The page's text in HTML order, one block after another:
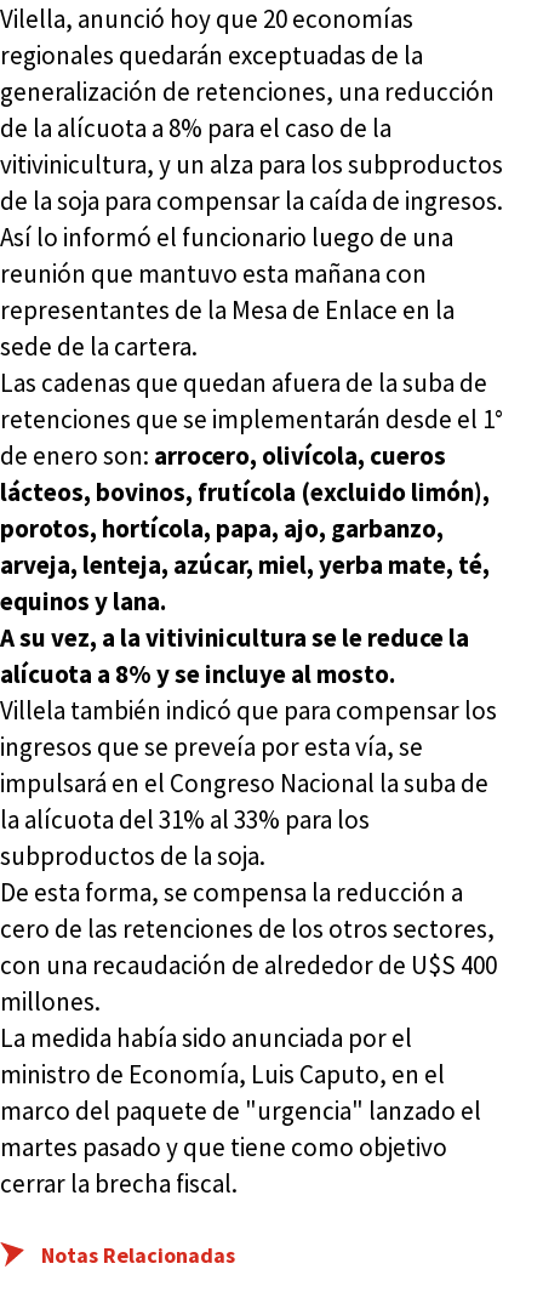
Vilella, anunció hoy que 20 economías
regionales quedarán exceptuadas de la
generalización de retenciones, una reducción
de la alícuota a 8% para el caso de la
vitivinicultura, y un alza para los subproductos
de la soja para compensar la caída de ingresos.
Así lo informó el funcionario luego de una
reunión que mantuvo esta mañana con
representantes de la Mesa de Enlace en la
sede de la cartera.
Las cadenas que quedan afuera de la suba de
retenciones que se implementarán desde el 1°
de enero son: arrocero, olivícola, cueros
lácteos, bovinos, frutícola (excluido limón),
porotos, hortícola, papa, ajo, garbanzo,
arveja, lenteja, azúcar, miel, yerba mate, té,
equinos y lana.
A su vez, a la vitivinicultura se le reduce la
alícuota a 8% y se incluye al mosto.
Villela también indicó que para compensar los
ingresos que se preveía por esta vía, se
impulsará en el Congreso Nacional la suba de
la alícuota del 31% al 33% para los
subproductos de la soja.
De esta forma, se compensa la reducción a
cero de las retenciones de los otros sectores,
con una recaudación de alrededor de U$S 400
millones.
La medida había sido anunciada por el
ministro de Economía, Luis Caputo, en el
marco del paquete de "urgencia" lanzado el
martes pasado y que tiene como objetivo
cerrar la brecha fiscal.
Notas Relacionadas